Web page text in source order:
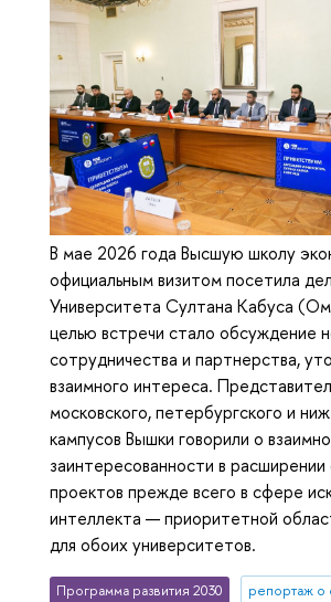
В мае 2026 года Высшую школу
официальным визитом посетила
Университета Султана Кабуса
целью встречи стало обсуждение
сотрудничества и партнерства,
взаимного интереса.
московского, петербургского и
кампусов Вышки говорили о
заинтересованности в
проектов прежде всего в сфере
интеллекта — приоритетной
для обоих университетов.
Программа развития 2030 репортаж о